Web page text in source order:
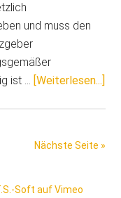
und muss den
ist … [Weiterlesen...]
Nächste Seite »